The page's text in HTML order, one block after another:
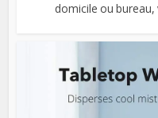
domicile ou